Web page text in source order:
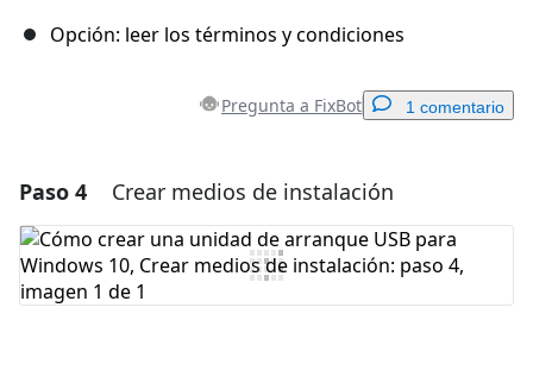
Opción: leer los términos y condiciones
Pregunta a FixBot 1 comentario
Agregar un comentario
Agregar Comentario
Paso 4 Crear medios de instalación